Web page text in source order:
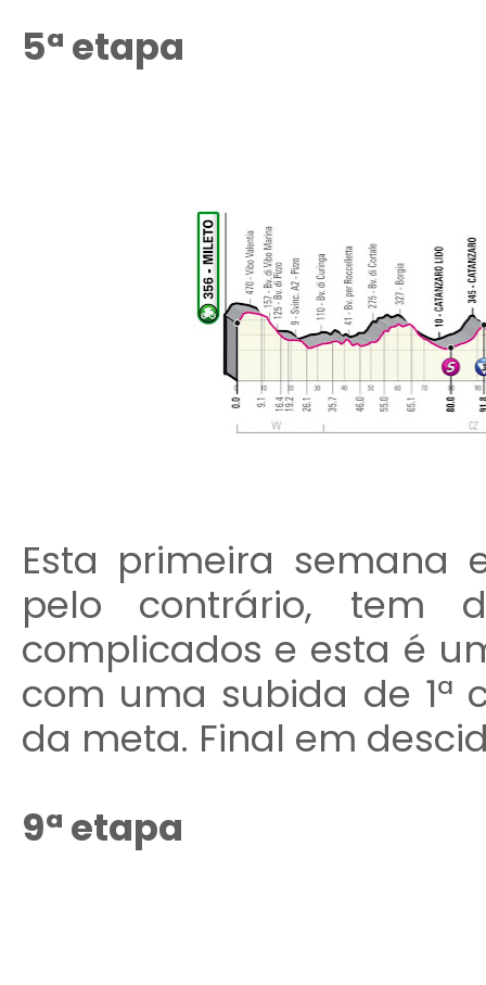
5ª etapa
Esta primeira semana
pelo contrário, tem
complicados e esta é
com uma subida de 1ª
da meta. Final em
9ª etapa